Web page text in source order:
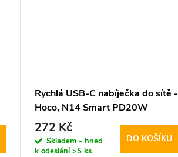
Rychlá USB-C nabíječka do sítě -
Hoco, N14 Smart PD20W
272 Kč
Skladem - hned
k odeslání>5 ks
DO KOŠÍKU